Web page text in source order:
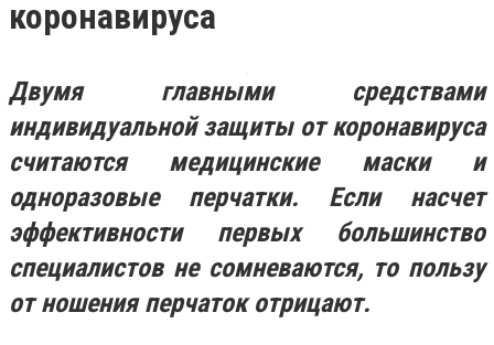
коронавируса
Двумя главными средствами
индивидуальной защиты от коронавируса
считаются медицинские маски и
одноразовые перчатки. Если насчет
эффективности первых большинство
специалистов не сомневаются, то пользу
от ношения перчаток отрицают.